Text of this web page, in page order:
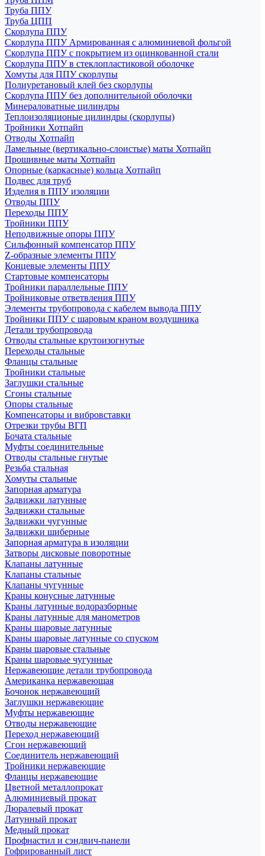
Труба ППУ
Труба ЦПП
Скорлупа ППУ
Скорлупа ППУ Армированная с алюминиевой фольгой
Скорлупа ППУ с покрытием из оцинкованной стали
Скорлупа ППУ в стеклопластиковой оболочке
Хомуты для ППУ скорлупы
Полиуретановый клей без скорлупы
Скорлупа ППУ без дополнительной оболочки
Минераловатные цилиндры
Теплоизоляционые цилиндры (скорлупы)
Тройники Хотпайп
Отводы Хотпайп
Ламельные (вертикально-слоистые) маты Хотпайп
Прошивные маты Хотпайп
Опорные (каркасные) кольца Хотпайп
Подвес для труб
Изделия в ППУ изоляции
Отводы ППУ
Переходы ППУ
Тройники ППУ
Неподвижные опоры ППУ
Cильфонный компенсатор ППУ
Z-образные элементы ППУ
Концевые элементы ППУ
Стартовые компенсаторы
Тройники параллельные ППУ
Тройниковые ответвления ППУ
Элементы трубопровода с кабелем вывода ППУ
Тройники ППУ с шаровым краном воздушника
Детали трубопровода
Отводы стальные крутоизогнутые
Переходы стальные
Фланцы стальные
Тройники стальные
Заглушки стальные
Сгоны стальные
Опоры стальные
Компенсаторы и вибровставки
Отрезки трубы ВГП
Бочата стальные
Муфты соединительные
Отводы стальные гнутые
Резьба стальная
Хомуты стальные
Запорная арматура
Задвижки латунные
Задвижки стальные
Задвижки чугунные
Задвижки шиберные
Запорная арматура в изоляции
Затворы дисковые поворотные
Клапаны латунные
Клапаны стальные
Клапаны чугунные
Краны конусные латунные
Краны латунные водоразборные
Краны латунные для манометров
Краны шаровые латунные
Краны шаровые латунные со спуском
Краны шаровые стальные
Краны шаровые чугунные
Нержавеющие детали трубопровода
Американка нержавеющая
Бочонок нержавеющий
Заглушки нержавеющие
Муфты нержавеющие
Отводы нержавеющие
Переход нержавеющий
Сгон нержавеющий
Соединитель нержавеющий
Тройники нержавеющие
Фланцы нержавеющие
Цветной металлопрокат
Алюминиевый прокат
Дюралевый прокат
Латунный прокат
Медный прокат
Профнастил и сэндвич-панели
Гофрированный лист